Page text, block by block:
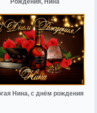
Рождения, Нина
Нина, с днём рождения